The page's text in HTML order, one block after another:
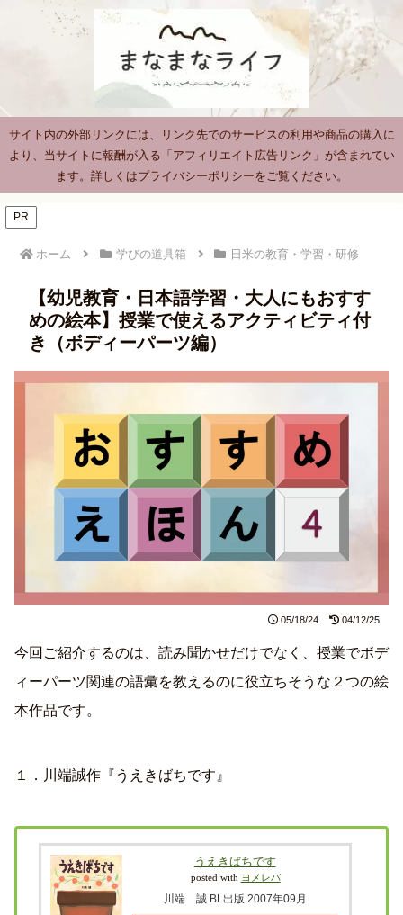
サイト内の外部リンクには、リンク先でのサービスの利用や商品の購入に
より、当サイトに報酬が入る「アフィリエイト広告リンク」が含まれてい
ます。詳しくはプライバシーポリシーをご覧ください。
PR
ホーム 学びの道具箱 日米の教育・学習・研修
【幼児教育・日本語学習・大人にもおすす
めの絵本】授業で使えるアクティビティ付
き（ボディーパーツ編）
05/18/24 04/12/25
今回ご紹介するのは、読み聞かせだけでなく、授業でボデ
ィーパーツ関連の語彙を教えるのに役立ちそうな２つの絵
本作品です。
１．川端誠作『うえきばちです』
うえきばちです
posted with ヨメレバ
川端 誠 BL出版 2007年09月